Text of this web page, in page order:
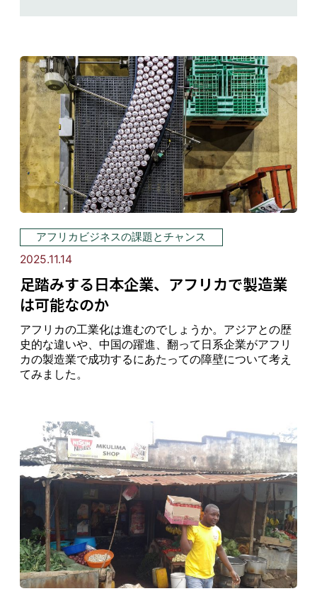
アフリカビジネスの課題とチャンス
2025.11.14
足踏みする日本企業、アフリカで製造業
は可能なのか
アフリカの工業化は進むのでしょうか。アジアとの歴
史的な違いや、中国の躍進、翻って日系企業がアフリ
カの製造業で成功するにあたっての障壁について考え
てみました。